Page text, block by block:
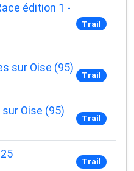
édition 1 -
Trail
sur Oise (95)
Trail
Oise (95)
Trail
Trail